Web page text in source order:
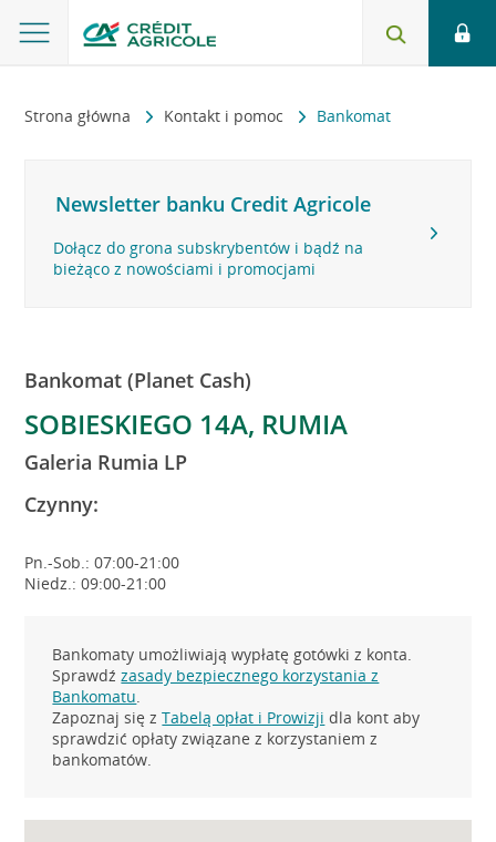
Strona główna Kontakt i pomoc Bankomat
Newsletter banku Credit Agricole
Dołącz do grona subskrybentów i bądź na
bieżąco z nowościami i promocjami
Bankomat (Planet Cash)
SOBIESKIEGO 14A, RUMIA
Galeria Rumia LP
Czynny:
Pn.-Sob.: 07:00-21:00
Niedz.: 09:00-21:00
Bankomaty umożliwiają wypłatę gotówki z konta.
Sprawdźzasady bezpiecznego korzystania z
Bankomatu.
Zapoznaj się zTabelą opłat i Prowizji dla kont aby
sprawdzić opłaty związane z korzystaniem z
bankomatów.